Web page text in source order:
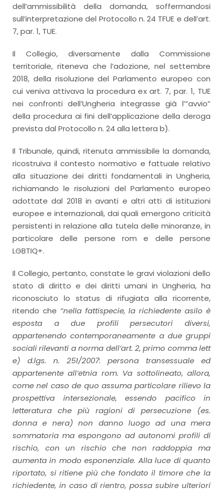
dell’ammissibilità della domanda, soffermandosi
sull’interpretazione del Protocollo n. 24 TFUE e dell’art.
7, par. 1, TUE.
Il Collegio, diversamente dalla Commissione
territoriale, riteneva che l’adozione, nel settembre
2018, della risoluzione del Parlamento europeo con
cui veniva attivava la procedura ex art. 7, par. 1, TUE
nei confronti dell’Ungheria integrasse già l’“avvio”
della procedura ai fini dell’applicazione della deroga
prevista dal Protocollo n. 24 alla lettera b).
Il Tribunale, quindi, ritenuta ammissibile la domanda,
ricostruiva il contesto normativo e fattuale relativo
alla situazione dei diritti fondamentali in Ungheria,
richiamando le risoluzioni del Parlamento europeo
adottate dal 2018 in avanti e altri atti di istituzioni
europee e internazionali, dai quali emergono criticità
persistenti in relazione alla tutela delle minoranze, in
particolare delle persone rom e delle persone
LGBTIQ+.
Il Collegio, pertanto, constate le gravi violazioni dello
stato di diritto e dei diritti umani in Ungheria, ha
riconosciuto lo status di rifugiata alla ricorrente,
ritendo che “nella fattispecie, la richiedente asilo è
esposta a due profili persecutori diversi,
appartenendo contemporaneamente a due gruppi
sociali rilevanti a norma dell’art. 2, primo comma lett
e) d.lgs. n. 251/2007: persona transessuale ed
appartenente all’etnia rom. Va sottolineato, allora,
come nel caso de quo assuma particolare rilievo la
prospettiva intersezionale, essendo pacifico in
letteratura che più ragioni di persecuzione (es.
donna e nera) non danno luogo ad una mera
sommatoria ma espongono ad autonomi profili di
rischio, con un rischio che non raddoppia ma
aumenta in modo esponenziale. Alla luce di quanto
riportato, si ritiene più che fondato il timore che la
richiedente, in caso di rientro, possa subire ulteriori